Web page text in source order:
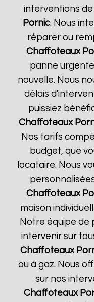
interventions de
Pornic. Nous
réparer ou
Chaffoteaux
panne
nouvelle. Nous
délais
puissiez
Chaffoteaux
Nos tarifs
budget, que
locataire. Nous
Chaffoteaux
maison
Notre équipe de
intervenir sur
Chaffoteaux
ou à gaz. Nous
sur nos
Chaffoteaux